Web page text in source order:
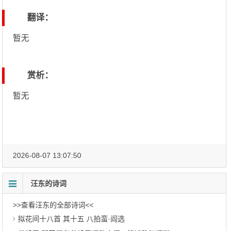
翻译：
暂无
赏析：
暂无
2026-08-07 13:07:50
汪东的诗词
>>查看汪东的全部诗词<<
拟花间十八首 其十五 八拍蛮·阎选